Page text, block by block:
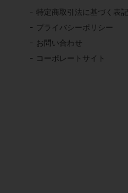
特定商取引法に基づく表記
プライバシーポリシー
お問い合わせ
コーポレートサイト